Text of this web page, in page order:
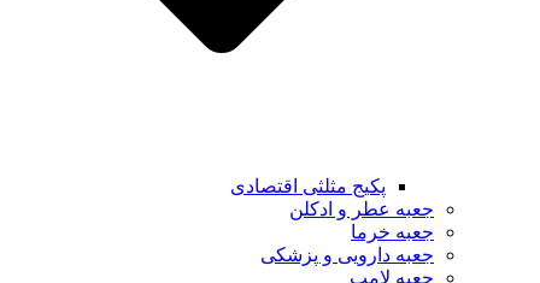
پکیج مثلثی اقتصادی
جعبه عطر و ادکلن
جعبه خرما
جعبه دارویی و پزشکی
جعبه لامپ